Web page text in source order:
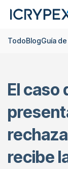
TodoBlogGuía
El caso
recibe